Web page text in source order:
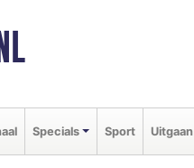
Specials Sport Uitgaan